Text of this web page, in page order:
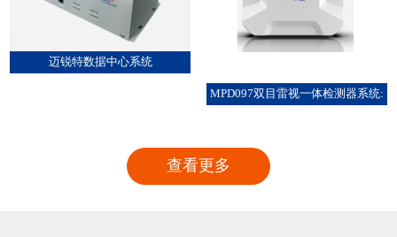
迈锐特数据中心系统
MPD097双目雷视一体检测器系统:
查看更多